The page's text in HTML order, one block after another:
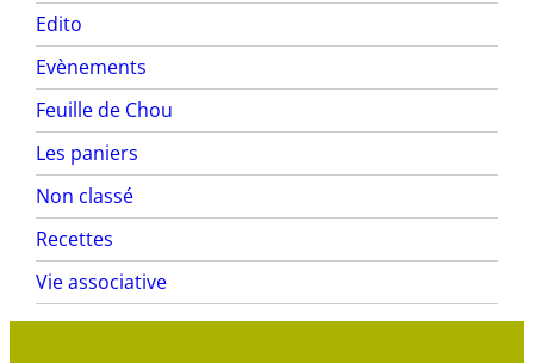
Edito
Evènements
Feuille de Chou
Les paniers
Non classé
Recettes
Vie associative